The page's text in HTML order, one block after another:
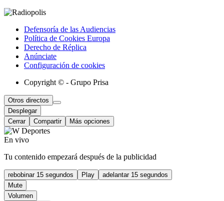
Defensoría de las Audiencias
Política de Cookies Europa
Derecho de Réplica
Anúnciate
Configuración de cookies
Copyright © - Grupo Prisa
Otros directos
Desplegar
Cerrar
Compartir Más opciones
En vivo
Tu contenido empezará después de la publicidad
rebobinar 15 segundos Play
adelantar 15 segundos
Mute
Volumen